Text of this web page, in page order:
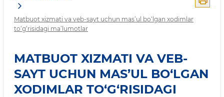
Matbuot xizmati va veb-sayt uchun mas’ul bo‘lgan xodimlar
to‘g‘risidagi ma’lumotlar
MATBUOT XIZMATI VA VEB-
SAYT UCHUN MAS’UL BO‘LGAN
XODIMLAR TO‘G‘RISIDAGI